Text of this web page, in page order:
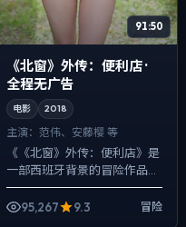
91:50
《北窗》外传：便利店 ·
全程无广告
电影 2018
主演： 范伟、安藤樱 等
《《北窗》外传：便利店》是
一部西班牙背景的冒险作品，
2018年公映，由克里斯托弗·诺
兰执导，范伟、安藤樱、长泽
95,267 9.3 冒险